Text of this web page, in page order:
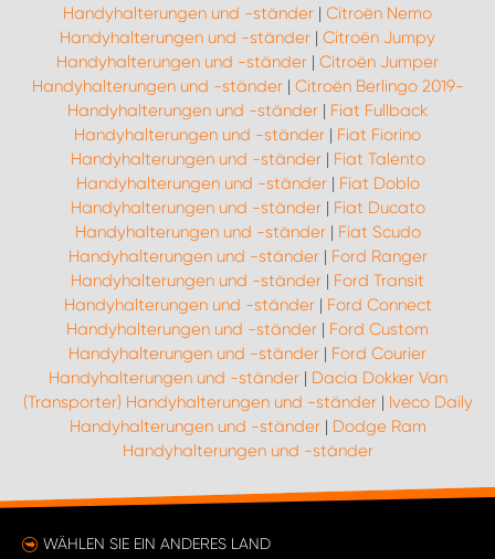
Handyhalterungen und -ständer | Citroën Nemo
Handyhalterungen und -ständer | Citroën Jumpy
Handyhalterungen und -ständer | Citroën Jumper
Handyhalterungen und -ständer| Citroën Berlingo 2019-
Handyhalterungen und -ständer | Fiat Fullback
Handyhalterungen und -ständer | Fiat Fiorino
Handyhalterungen und -ständer| Fiat Talento
Handyhalterungen und -ständer| Fiat Doblo
Handyhalterungen und -ständer| Fiat Ducato
Handyhalterungen und -ständer| Fiat Scudo
Handyhalterungen und -ständer| Ford Ranger
Handyhalterungen und -ständer | Ford Transit
Handyhalterungen und -ständer| Ford Connect
Handyhalterungen und -ständer | Ford Custom
Handyhalterungen und -ständer | Ford Courier
Handyhalterungen und -ständer| Dacia Dokker Van
(Transporter) Handyhalterungen und -ständer| Iveco Daily
Handyhalterungen und -ständer| Dodge Ram
Handyhalterungen und -ständer
WÄHLEN SIE EIN ANDERES LAND